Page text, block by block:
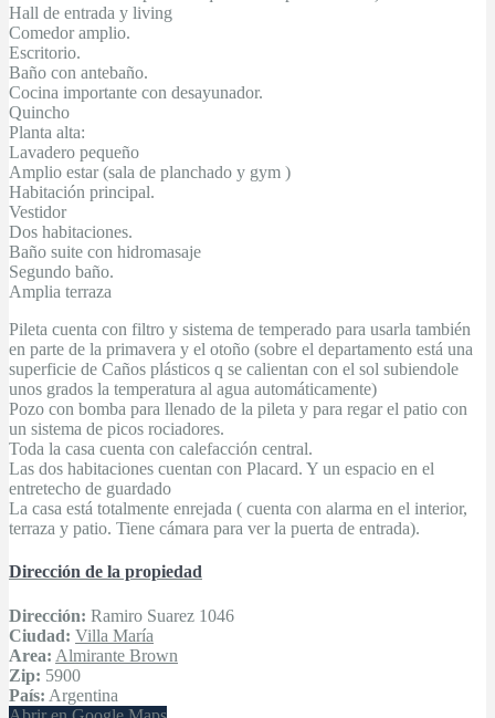
Hall de entrada y living
Comedor amplio.
Escritorio.
Baño con antebaño.
Cocina importante con desayunador.
Quincho
Planta alta:
Lavadero pequeño
Amplio estar (sala de planchado y gym )
Habitación principal.
Vestidor
Dos habitaciones.
Baño suite con hidromasaje
Segundo baño.
Amplia terraza
Pileta cuenta con filtro y sistema de temperado para usarla también
en parte de la primavera y el otoño (sobre el departamento está una
superficie de Caños plásticos q se calientan con el sol subiendole
unos grados la temperatura al agua automáticamente)
Pozo con bomba para llenado de la pileta y para regar el patio con
un sistema de picos rociadores.
Toda la casa cuenta con calefacción central.
Las dos habitaciones cuentan con Placard. Y un espacio en el
entretecho de guardado
La casa está totalmente enrejada ( cuenta con alarma en el interior,
terraza y patio. Tiene cámara para ver la puerta de entrada).
Dirección de la propiedad
Dirección: Ramiro Suarez 1046
Ciudad: Villa María
Area: Almirante Brown
Zip: 5900
País: Argentina